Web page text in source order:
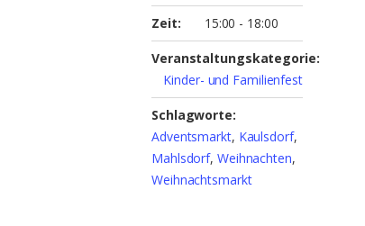
Zeit: 15:00 - 18:00
Veranstaltungskategorie:
Kinder- und Familienfest
Schlagworte:
Adventsmarkt, Kaulsdorf,
Mahlsdorf, Weihnachten,
Weihnachtsmarkt